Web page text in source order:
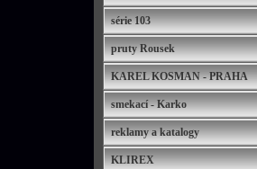
série 103
pruty Rousek
KAREL KOSMAN - PRAHA
smekací - Karko
reklamy a katalogy
KLIREX